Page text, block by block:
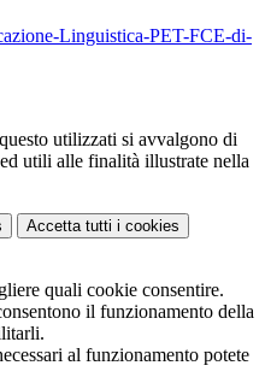
Linguistica-PET-FCE-di-
utilizzati si avvalgono di
utili alle finalità illustrate nella
Accetta tutti i cookies
quali cookie consentire.
il funzionamento della
al funzionamento potete